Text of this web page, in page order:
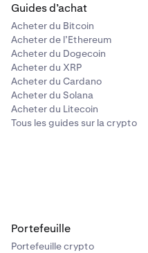
Guides d’achat
Acheter du Bitcoin
Acheter de l’Ethereum
Acheter du Dogecoin
Acheter du XRP
Acheter du Cardano
Acheter du Solana
Acheter du Litecoin
Tous les guides sur la crypto
Portefeuille
Portefeuille crypto